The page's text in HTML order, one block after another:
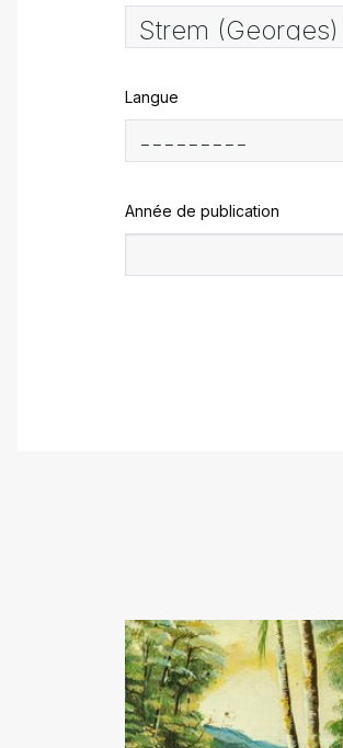
Langue
Année de publication